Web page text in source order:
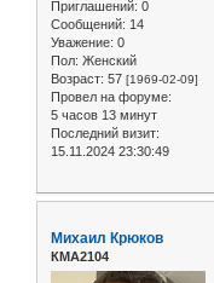
Приглашений: 0
Сообщений: 14
Уважение: 0
Пол: Женский
Возраст: 57 [1969-02-09]
Провел на форуме:
5 часов 13 минут
Последний визит:
15.11.2024 23:30:49
Михаил Крюков
КМА2104